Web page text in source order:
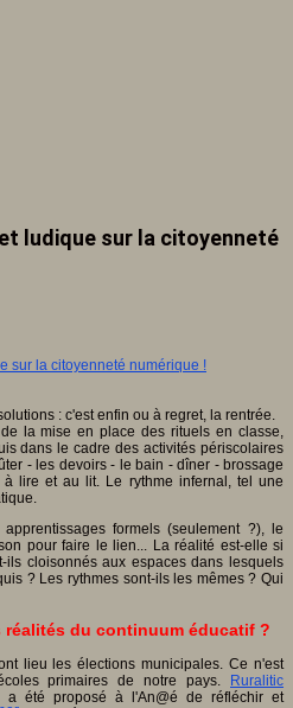
ludique sur la citoyenneté
: c'est enfin ou à regret, la rentrée.
la mise en place des rituels en classe,
dans le cadre des activités périscolaires
- les devoirs - le bain - dîner - brossage
lire et au lit. Le rythme infernal, tel une
formels (seulement ?), le
pour faire le lien... La réalité est-elle si
ils cloisonnés aux espaces dans lesquels
? Les rythmes sont-ils les mêmes ? Qui
du continuum éducatif ?
lieu les élections municipales. Ce n'est
primaires de notre pays.
Ruralitic
a été proposé à l'An@é de réfléchir et